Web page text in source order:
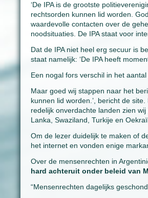
‘De IPA is de grootste
rechtsorden kunnen lid worden.
waardevolle contacten over de
noodsituaties. De IPA staat voor
Dat de IPA niet heel erg secuur is
staat namelijk: ‘De IPA heeft
Een nogal fors verschil in het aantal
Maar goed wij stappen naar het
kunnen lid worden.’, bericht de
redelijk onverdachte landen zien
Lanka, Swaziland, Turkije en
Om de lezer duidelijk te maken of
het internet en vonden enige
Over de mensenrechten in
hard achteruit onder beleid van
“Mensenrechten dagelijks